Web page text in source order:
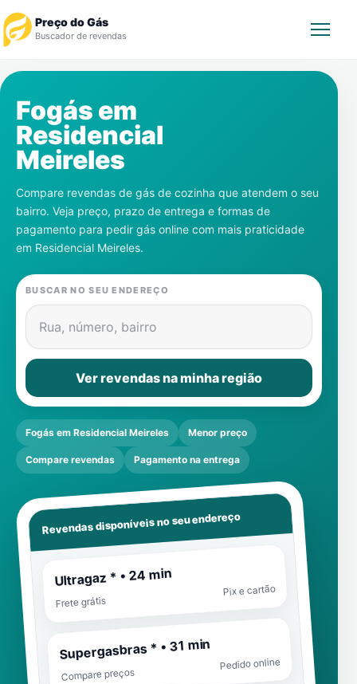
Preço do Gás
Buscador de revendas
Revendedor
Notícias
Cadastre-se
Gás
Contatos
Fogás em
Residencial
Meireles
Compare revendas de gás de cozinha que atendem o seu
bairro. Veja preço, prazo de entrega e formas de
pagamento para pedir gás online com mais praticidade
em Residencial Meireles.
BUSCAR NO SEU ENDEREÇO
Rua, número, bairro
Ver revendas na minha região
Fogás em Residencial Meireles Menor preço
Compare revendas Pagamento na entrega
Revendas disponíveis no seu endereço
Ultragaz * • 24 min
Frete grátis
Pix e cartão
Supergasbras * • 31 min
Compare preços
Pedido online